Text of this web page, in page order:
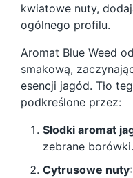
kwiatowe nuty,
ogólnego profilu.
Aromat Blue Weed
smakową,
esencji jagód. Tło
podkreślone przez:
Słodki aromat
zebrane borówki.
Cytrusowe nuty